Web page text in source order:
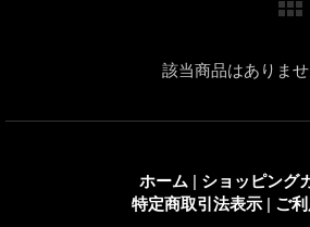
該当商品はありま
ホーム | ショッピング
特定商取引法表示 | ご